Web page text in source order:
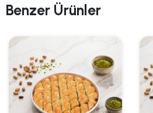
Benzer Ürünler